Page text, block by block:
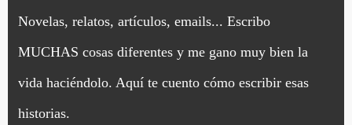
Novelas, relatos, artículos, emails... Escribo
MUCHAS cosas diferentes y me gano muy bien la
vida haciéndolo. Aquí te cuento cómo escribir esas
historias.